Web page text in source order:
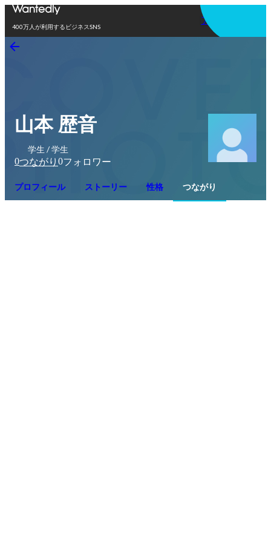
400万人が利用するビジネスSNS
アプリを使う
山本 歴音
学生 / 学生
0つながり 0フォロワー
プロフィール ストーリー 性格 つながり